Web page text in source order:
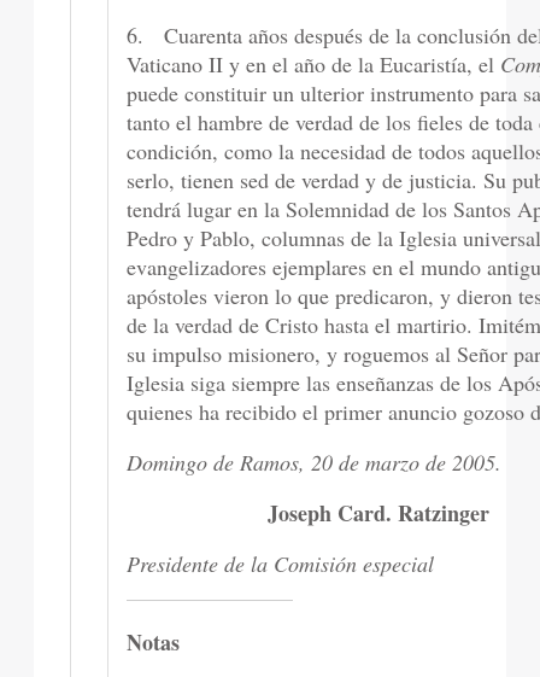
6. Cuarenta años después de la conclusión
Vaticano II y en el año de la Eucaristía, el
puede constituir un ulterior instrumento para
tanto el hambre de verdad de los fieles de toda
condición, como la necesidad de todos
serlo, tienen sed de verdad y de justicia. Su
tendrá lugar en la Solemnidad de los Santos
Pedro y Pablo, columnas de la Iglesia
evangelizadores ejemplares en el mundo
apóstoles vieron lo que predicaron, y dieron
de la verdad de Cristo hasta el martirio.
su impulso misionero, y roguemos al Señor
Iglesia siga siempre las enseñanzas de los
quienes ha recibido el primer anuncio gozoso
Domingo de Ramos, 20 de marzo de 2005.
Joseph Card. Ratzinger
Presidente de la Comisión especial
Notas